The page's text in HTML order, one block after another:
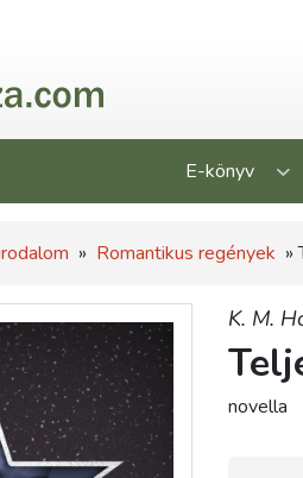
E-könyv
» Romantikus regények »
K. M.
novella